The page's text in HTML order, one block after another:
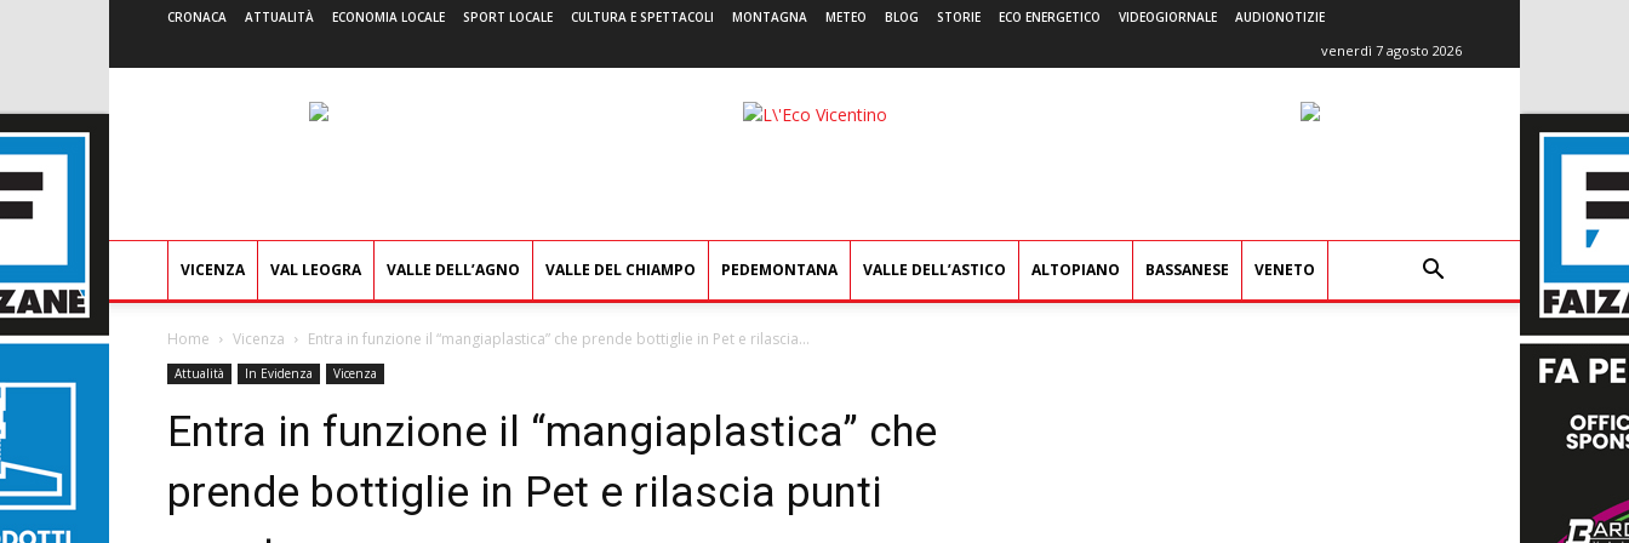
CRONACA ATTUALITÀ ECONOMIA LOCALE SPORT LOCALE CULTURA E SPETTACOLI MONTAGNA METEO BLOG STORIE ECO ENERGETICO VIDEOGIORNALE AUDIONOTIZIE
venerdì 7 agosto 2026
L'Eco
VICENZA VAL LEOGRA VALLE DELL’AGNO VALLE DEL CHIAMPO PEDEMONTANA VALLE DELL’ASTICO ALTOPIANO BASSANESE VENETO
Home Vicenza Entra in funzione il “mangiaplastica” che prende bottiglie in Pet e rilascia...
Attualità In Evidenza Vicenza
Entra in funzione il “mangiaplastica” che
prende bottiglie in Pet e rilascia punti